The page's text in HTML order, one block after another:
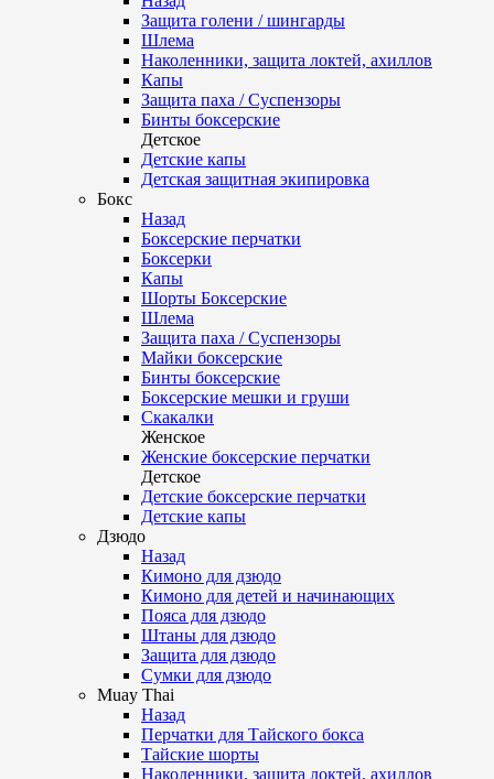
Защита голени / шингарды
Шлема
Наколенники, защита локтей, ахиллов
Капы
Защита паха / Суспензоры
Бинты боксерские
Детское
Детские капы
Детская защитная экипировка
Бокс
Назад
Боксерские перчатки
Боксерки
Капы
Шорты Боксерские
Шлема
Защита паха / Суспензоры
Майки боксерские
Бинты боксерские
Боксерские мешки и груши
Скакалки
Женское
Женские боксерские перчатки
Детское
Детские боксерские перчатки
Детские капы
Дзюдо
Назад
Кимоно для дзюдо
Кимоно для детей и начинающих
Пояса для дзюдо
Штаны для дзюдо
Защита для дзюдо
Сумки для дзюдо
Muay Thai
Назад
Перчатки для Тайского бокса
Тайские шорты
Наколенники, защита локтей, ахиллов